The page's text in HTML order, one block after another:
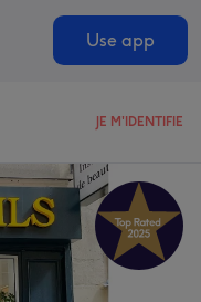
Use app
JE M'IDENTIFIE